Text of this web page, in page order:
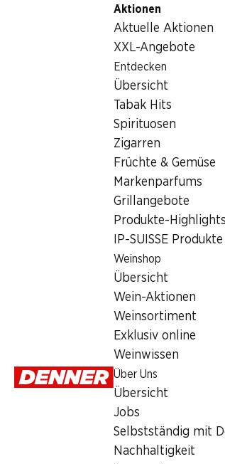
Aktionen
Aktuelle Aktionen
XXL-Angebote
Entdecken
Übersicht
Tabak Hits
Spirituosen
Zigarren
Früchte & Gemüse
Markenparfums
Grillangebote
Produkte-Highlights
IP-SUISSE Produkte
Weinshop
Übersicht
Wein-Aktionen
Weinsortiment
Exklusiv online
Weinwissen
Über Uns
Übersicht
Jobs
Selbstständig mit
Nachhaltigkeit
Nicht-Lebensmittel
Joya de Nicaragua
Zigarren aus Nicaragua, handgerollt, 25
Eine erstklassig gerollte Corona, leicht
mild bis mittelkräftig und sehr angenehm zu
Corona
Durchmesser:
Rauchdauer: